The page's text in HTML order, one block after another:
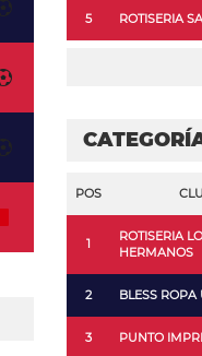
5 ROTISERIA
POS
1
ROTISERIA
HERMANOS
2 BLESS
3 PUNTO